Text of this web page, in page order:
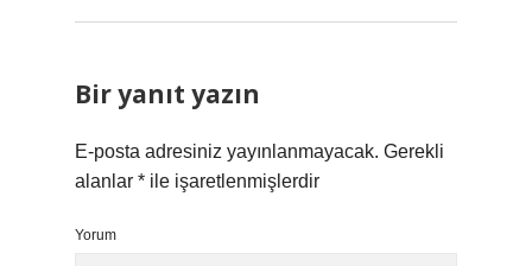
Bir yanıt yazın
E-posta adresiniz yayınlanmayacak. Gerekli
alanlar * ile işaretlenmişlerdir
Yorum